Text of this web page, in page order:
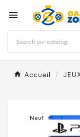

Accueil
Neuf